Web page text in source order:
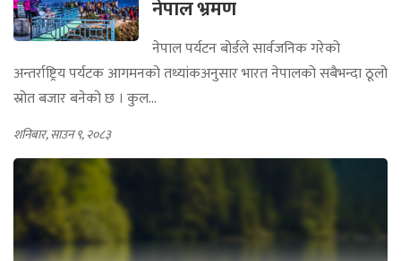
नेपाल भ्रमण
नेपाल पर्यटन बोर्डले सार्वजनिक गरेको
अन्तर्राष्ट्रिय पर्यटक आगमनको तथ्यांकअनुसार भारत नेपालको सबैभन्दा ठूलो
स्रोत बजार बनेको छ । कुल...
शनिबार, साउन ९, २०८३